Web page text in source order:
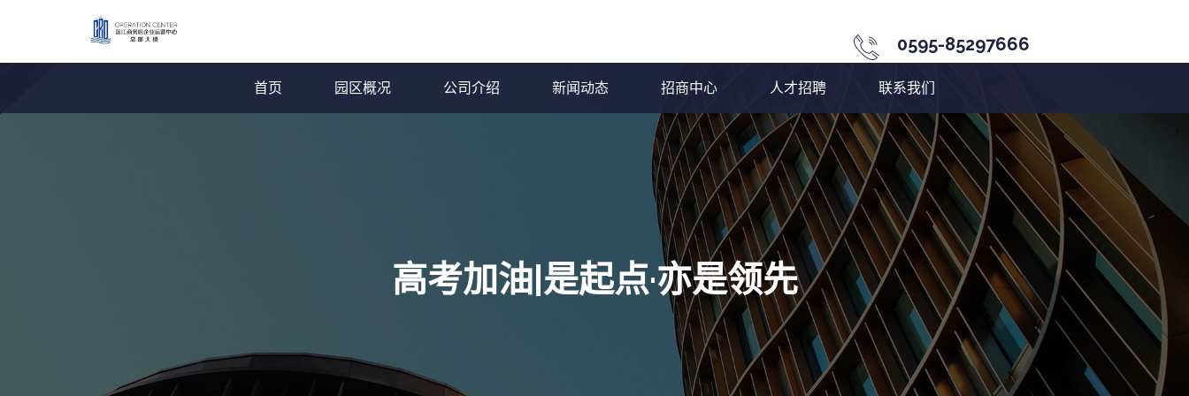
0595-85297666
首页 园区概况 公司介绍 新闻动态 招商中心 人才招聘 联系我们
高考加油|是起点·亦是领先